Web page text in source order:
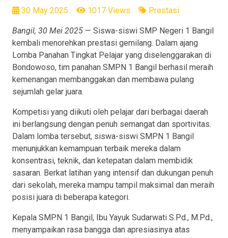
30 May 2025 1017 Views Prestasi
Bangil, 30 Mei 2025 — Siswa-siswi SMP Negeri 1 Bangil
kembali menorehkan prestasi gemilang. Dalam ajang
Lomba Panahan Tingkat Pelajar yang diselenggarakan di
Bondowoso, tim panahan SMPN 1 Bangil berhasil meraih
kemenangan membanggakan dan membawa pulang
sejumlah gelar juara.
Kompetisi yang diikuti oleh pelajar dari berbagai daerah
ini berlangsung dengan penuh semangat dan sportivitas.
Dalam lomba tersebut, siswa-siswi SMPN 1 Bangil
menunjukkan kemampuan terbaik mereka dalam
konsentrasi, teknik, dan ketepatan dalam membidik
sasaran. Berkat latihan yang intensif dan dukungan penuh
dari sekolah, mereka mampu tampil maksimal dan meraih
posisi juara di beberapa kategori.
Kepala SMPN 1 Bangil, Ibu Yayuk Sudarwati S.Pd., M.Pd.,
menyampaikan rasa bangga dan apresiasinya atas